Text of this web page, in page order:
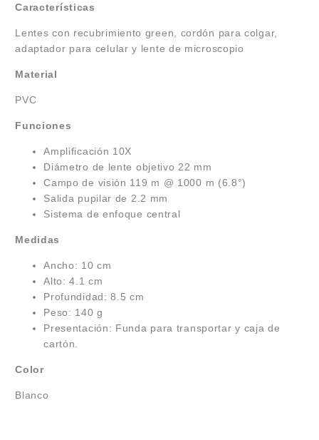
Características
Lentes con recubrimiento green, cordón para colgar,
adaptador para celular y lente de microscopio
Material
PVC
Funciones
Amplificación 10X
Diámetro de lente objetivo 22 mm
Campo de visión 119 m @ 1000 m (6.8°)
Salida pupilar de 2.2 mm
Sistema de enfoque central
Medidas
Ancho: 10 cm
Alto: 4.1 cm
Profundidad: 8.5 cm
Peso: 140 g
Presentación: Funda para transportar y caja de
cartón.
Color
Blanco